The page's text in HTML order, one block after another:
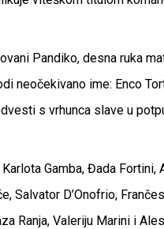
Pandiko, desna ruka
neočekivano ime: Enco
s vrhunca slave u
Gamba, Đada
D’Onofrio,
Ranja, Valeriju Marini i